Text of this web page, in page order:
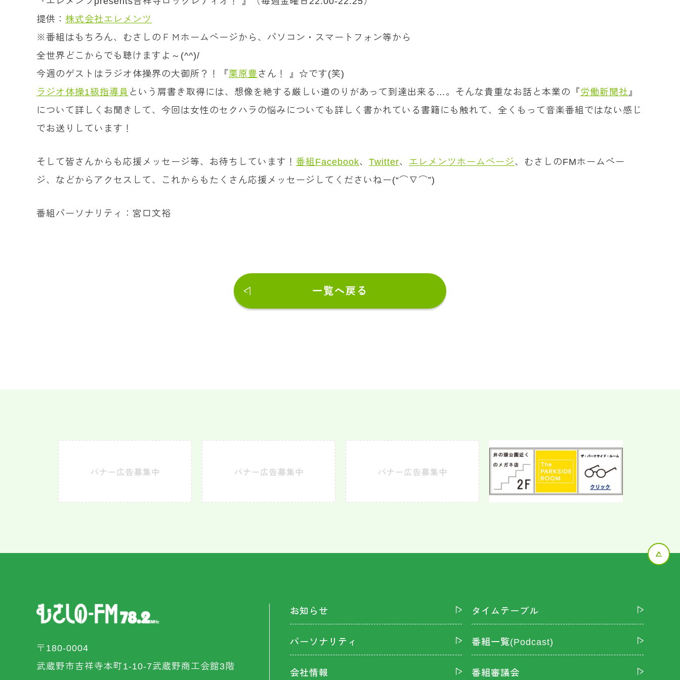
提供： 株式会社エレメンツ
※番組はもちろん、むさしのＦＭホームページから、パソコン・スマートフォン等から
全世界どこからでも聴けますよ～(^^)/
今週のゲストはラジオ体操界の大御所？！『 栗原豊 さん！ 』☆です(笑)
ラジオ体操1級指導員 という肩書き取得には、想像を絶する厳しい道のりがあって到達出来る…。そんな貴重なお話と本業の『 労働新聞社』
について詳しくお聞きして、今回は女性のセクハラの悩みについても詳しく書かれている書籍にも触れて、全くもって音楽番組ではない感じ
でお送りしています！
そして皆さんからも応援メッセージ等、お待ちしています！ 番組Facebook、 Twitter、 エレメンツホームページ、むさしのFMホームペー
ジ、などからアクセスして、これからもたくさん応援メッセージしてくださいねー(“⌒∇⌒”)
番組パーソナリティ：宮口文裕
一覧へ戻る
〒180-0004
武蔵野市吉祥寺本町1-10-7武蔵野商工会館3階
お知らせ タイムテーブル
パーソナリティ 番組一覧(Podcast)
会社情報 番組審議会